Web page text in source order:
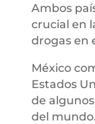
Ambos
crucial en
drogas en
México
Estados
de
del mundo.